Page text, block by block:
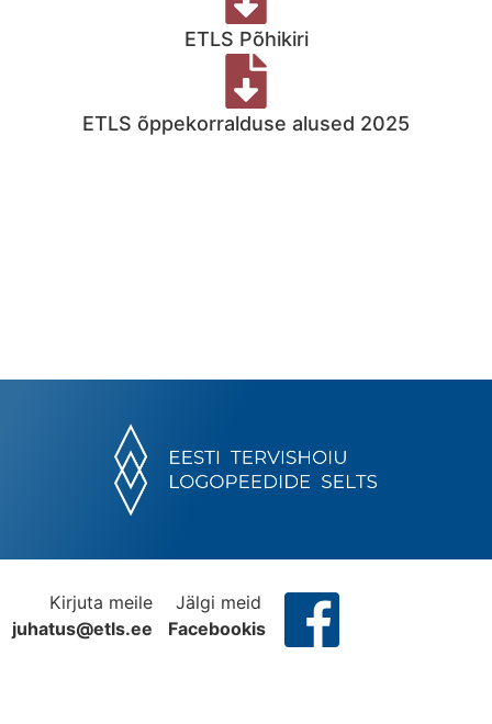
ETLS Põhikiri
ETLS õppekorralduse alused 2025
Kirjuta meile
juhatus@etls.ee
Jälgi meid
Facebookis